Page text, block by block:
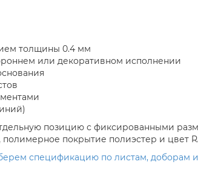
толщины 0.4 мм
или декоративном исполнении
позицию с фиксированными
покрытие полиэстер и цвет
спецификацию по листам, доборам